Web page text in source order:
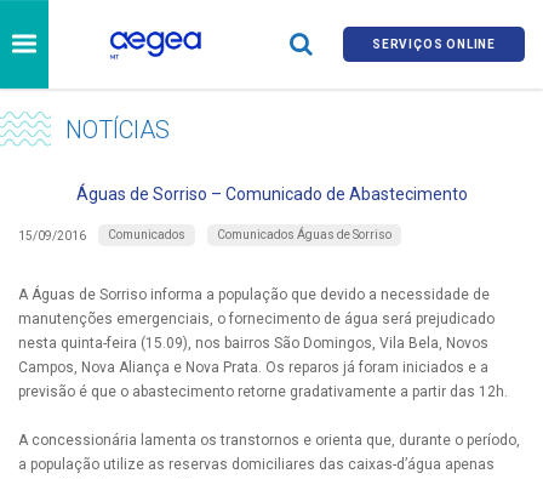
SERVIÇOS ONLINE
NOTÍCIAS
Águas de Sorriso – Comunicado de Abastecimento
15/09/2016 Comunicados Comunicados Águas de Sorriso
A Águas de Sorriso informa a população que devido a necessidade de
manutenções emergenciais, o fornecimento de água será prejudicado
nesta quinta-feira (15.09), nos bairros São Domingos, Vila Bela, Novos
Campos, Nova Aliança e Nova Prata. Os reparos já foram iniciados e a
previsão é que o abastecimento retorne gradativamente a partir das 12h.
A concessionária lamenta os transtornos e orienta que, durante o período,
a população utilize as reservas domiciliares das caixas-d’água apenas